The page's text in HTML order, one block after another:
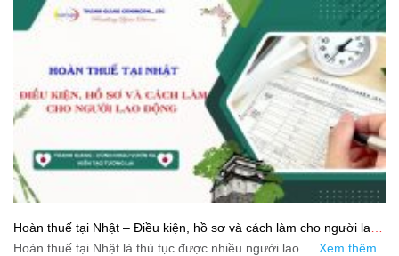
Hoàn thuế tại Nhật – Điều kiện, hồ sơ và cách làm cho người lao
động
Hoàn thuế tại Nhật là thủ tục được nhiều người lao … Xem thêm